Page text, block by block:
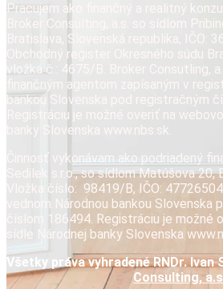
Pracujem ako finančný a realitný
Broker Consulting, a.s. so sídlom
Bratislava, Slovenská republika, IČO:
Obchodný register Okresného súdu
vložka č.: 4675/B. Broker Consutling,
finančným agentom zapísaným v
bankou Slovenska pod registračným
Registráciu je možné overiť na
banky Slovenska www.nbs.sk.
Činnosť vykonávam ako podriadený
Sedilek s.r.o., so sídlom Matúšova 20,
Vložka číslo: 98419/B, IČO:
vednom Národnou bankou Slovenska
číslom 186494. Registráciu je možné
sídle Národnej banky Slovenska
Všetky práva vyhradené RNDr. Ivan
Consulting,